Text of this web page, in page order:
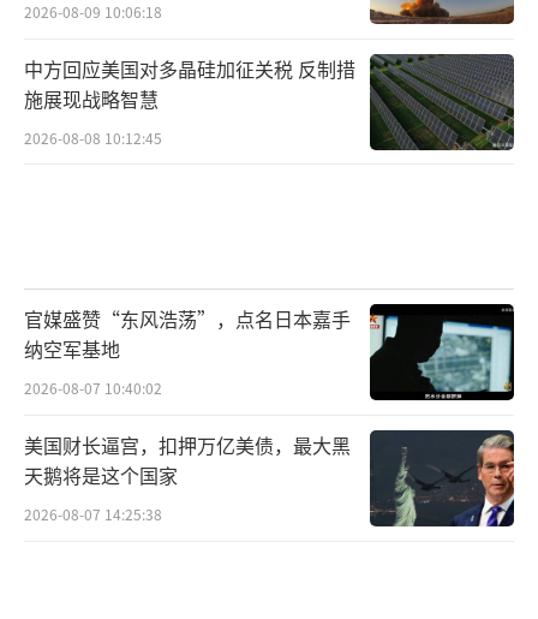
2026-08-09 10:06:18
中方回应美国对多晶硅加征关税 反制措
施展现战略智慧
2026-08-08 10:12:45
官媒盛赞“东风浩荡”，点名日本嘉手
纳空军基地
2026-08-07 10:40:02
美国财长逼宫，扣押万亿美债，最大黑
天鹅将是这个国家
2026-08-07 14:25:38